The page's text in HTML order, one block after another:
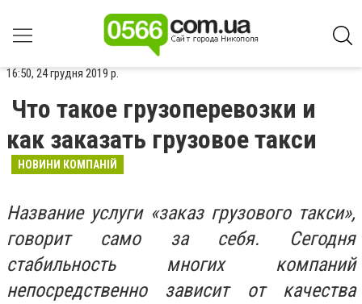
16:50, 24 грудня 2019 р.
Что такое грузоперевозки и
как заказать грузовое такси
НОВИНИ КОМПАНІЙ
Название услуги «заказ грузового такси»,
говорит само за себя. Сегодня
стабильность многих компаний
непосредственно зависит от качества